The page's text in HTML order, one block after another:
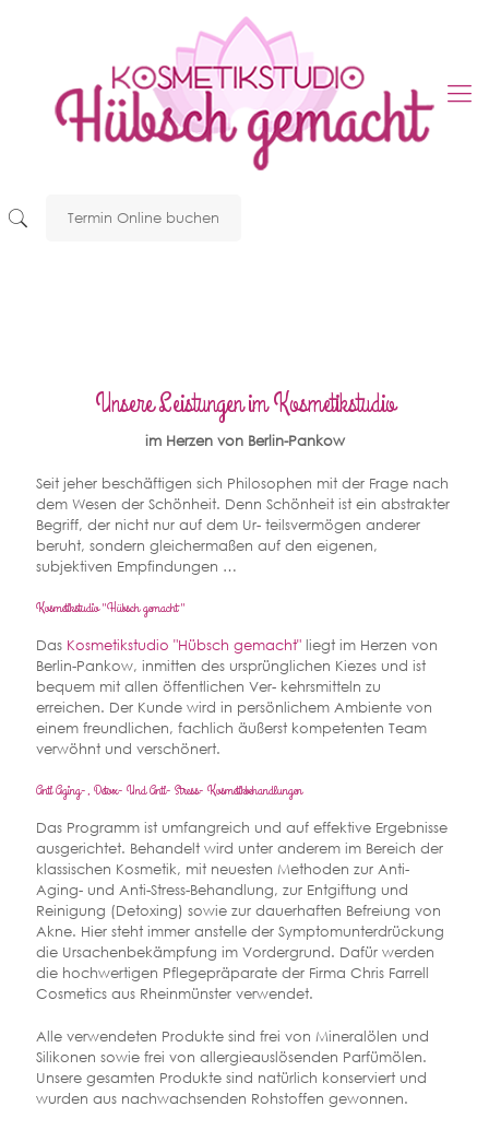
Termin Online buchen
Unsere Leistungen im Kosmetikstudio
im Herzen von Berlin-Pankow
Seit jeher beschäftigen sich Philosophen mit der Frage nach
dem Wesen der Schönheit. Denn Schönheit ist ein abstrakter
Begriff, der nicht nur auf dem Ur- teilsvermögen anderer
beruht, sondern gleichermaßen auf den eigenen,
subjektiven Empfindungen …
Kosmetikstudio "Hübsch gemacht"
Das Kosmetikstudio "Hübsch gemacht" liegt im Herzen von
Berlin-Pankow, inmitten des ursprünglichen Kiezes und ist
bequem mit allen öffentlichen Ver- kehrsmitteln zu
erreichen. Der Kunde wird in persönlichem Ambiente von
einem freundlichen, fachlich äußerst kompetenten Team
verwöhnt und verschönert.
Anti Aging-, Detox- Und Anti- Stress- Kosmetikbehandlungen
Das Programm ist umfangreich und auf effektive Ergebnisse
ausgerichtet. Behandelt wird unter anderem im Bereich der
klassischen Kosmetik, mit neuesten Methoden zur Anti-
Aging- und Anti-Stress-Behandlung, zur Entgiftung und
Reinigung (Detoxing) sowie zur dauerhaften Befreiung von
Akne. Hier steht immer anstelle der Symptomunterdrückung
die Ursachenbekämpfung im Vordergrund. Dafür werden
die hochwertigen Pflegepräparate der Firma Chris Farrell
Cosmetics aus Rheinmünster verwendet.
Alle verwendeten Produkte sind frei von Mineralölen und
Silikonen sowie frei von allergieauslösenden Parfümölen.
Unsere gesamten Produkte sind natürlich konserviert und
wurden aus nachwachsenden Rohstoffen gewonnen.